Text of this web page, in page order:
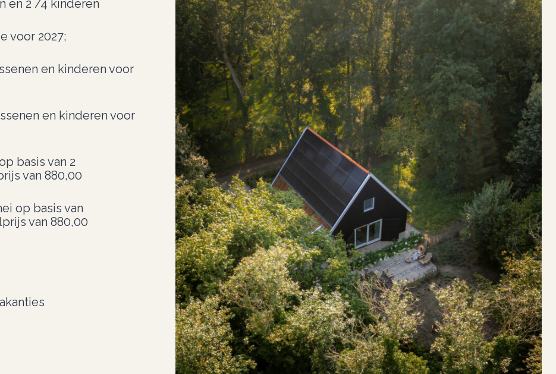
en 2 /4 kinderen
voor 2027;
en kinderen voor
en kinderen voor
basis van 2
van 880,00
op basis van
van 880,00